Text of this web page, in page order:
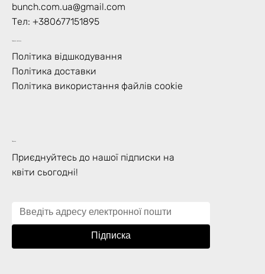
bunch.com.ua@gmail.com
Тел: +380677151895
Правила магазину
Політика відшкодування
Політика доставки
Політика використання файлів cookie
Підписка
Приєднуйтесь до нашої підписки на
квіти сьогодні!
Підписка